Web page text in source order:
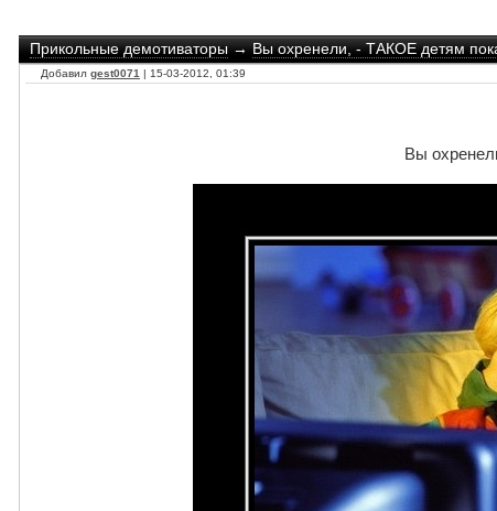
Прикольные демотиваторы→Вы охренели, - ТАКОЕ детям
Добавил gest0071 | 15-03-2012, 01:39
Вы